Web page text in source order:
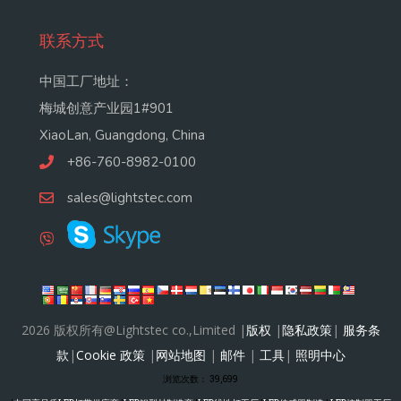
联系方式
中国工厂地址：
梅城创意产业园1#901
XiaoLan, Guangdong, China
+86-760-8982-0100
sales@lightstec.com
2026 版权所有@Lightstec co.,Limited | 版权 |隐私政策| 服务条
款 |Cookie 政策| 网站地图 | 邮件| 工具| 照明中心
浏览次数： 39,699